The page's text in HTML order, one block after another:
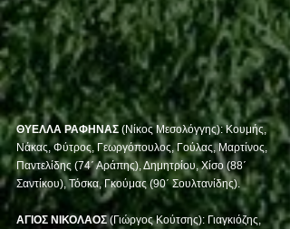
ΘΥΕΛΛΑ ΡΑΦΗΝΑΣ (Νίκος Μεσολόγγης): Kουμής,
Νάκας, Φύτρος, Γεωργόπουλος, Γούλας, Μαρτίνος,
Παντελίδης (74΄ Αράπης), Δημητρίου, Χίσο (88΄
Σαντίκου), Τόσκα, Γκούμας (90΄ Σουλτανίδης).
ΑΓΙΟΣ ΝΙΚΟΛΑΟΣ (Γιώργος Κούτσης): Γιαγκιόζης,